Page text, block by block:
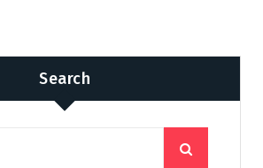
Search